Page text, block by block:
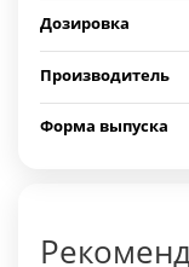
Дозировка
Производитель
Форма выпуска